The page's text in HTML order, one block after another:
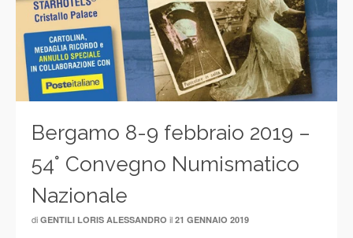
Bergamo 8-9 febbraio 2019 –
54° Convegno Numismatico
Nazionale
di GENTILI LORIS ALESSANDRO il 21 GENNAIO 2019